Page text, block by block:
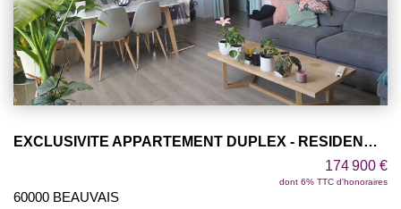
EXCLUSIVITE APPARTEMENT DUPLEX - RESIDENCE LES TISSERANDS BEAUVAIS
174 900 €
dont 6% TTC d'honoraires
60000 BEAUVAIS